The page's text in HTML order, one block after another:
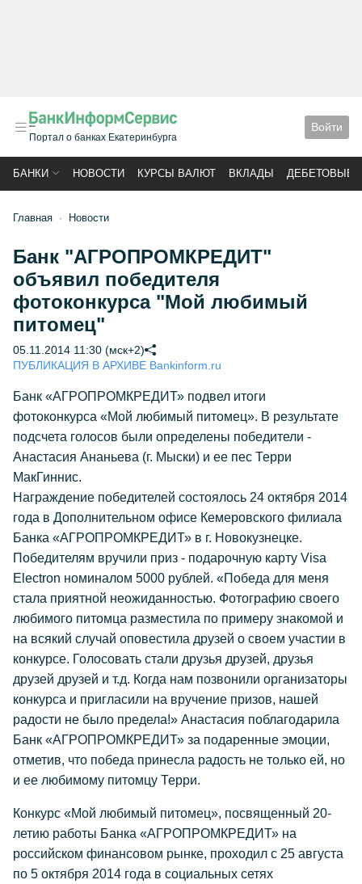
Портал о банках Екатеринбурга
Войти
БАНКИ НОВОСТИ КУРСЫ ВАЛЮТ ВКЛАДЫ ДЕБЕТОВЫЕ
Главная Новости
Банк "АГРОПРОМКРЕДИТ"
объявил победителя
фотоконкурса "Мой любимый
питомец"
05.11.2014 11:30 (мск+2)
ПУБЛИКАЦИЯ В АРХИВЕ Bankinform.ru
Банк «АГРОПРОМКРЕДИТ» подвел итоги
фотоконкурса «Мой любимый питомец». В результате
подсчета голосов были определены победители -
Анастасия Ананьева (г. Мыски) и ее пес Терри
МакГиннис.
Награждение победителей состоялось 24 октября 2014
года в Дополнительном офисе Кемеровского филиала
Банка «АГРОПРОМКРЕДИТ» в г. Новокузнецке.
Победителям вручили приз - подарочную карту Visa
Electron номиналом 5000 рублей. «Победа для меня
стала приятной неожиданностью. Фотографию своего
любимого питомца разместила по примеру знакомой и
на всякий случай оповестила друзей о своем участии в
конкурсе. Голосовать стали друзья друзей, друзья
друзей друзей и т.д. Когда нам позвонили организаторы
конкурса и пригласили на вручение призов, нашей
радости не было предела!» Анастасия поблагодарила
Банк «АГРОПРОМКРЕДИТ» за подаренные эмоции,
отметив, что победа принесла радость не только ей, но
и ее любимому питомцу Терри.
Конкурс «Мой любимый питомец», посвященный 20-
летию работы Банка «АГРОПРОМКРЕДИТ» на
российском финансовом рынке, проходил с 25 августа
по 5 октября 2014 года в социальных сетях